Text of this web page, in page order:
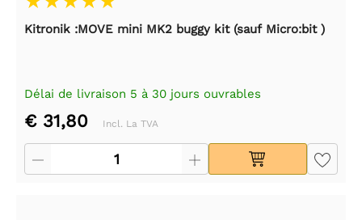
Kitronik :MOVE mini MK2 buggy kit (sauf Micro:bit )
Délai de livraison 5 à 30 jours ouvrables
€ 31,80 Incl. La TVA